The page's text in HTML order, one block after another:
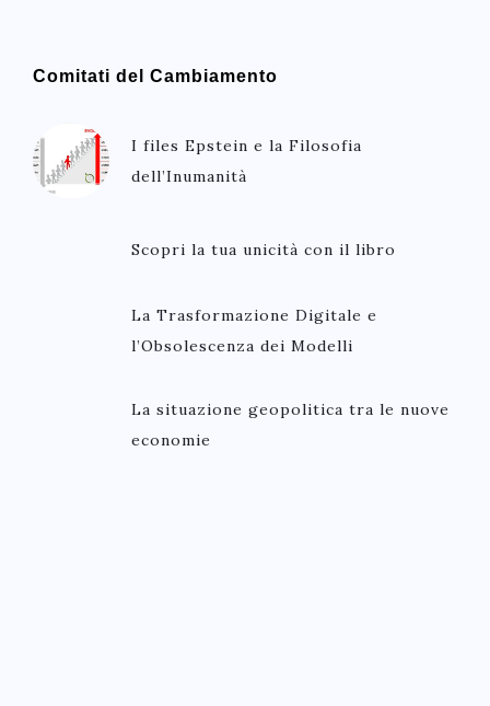
Comitati del Cambiamento
I files Epstein e la Filosofia
dell’Inumanità
Scopri la tua unicità con il libro
La Trasformazione Digitale e
l’Obsolescenza dei Modelli
La situazione geopolitica tra le nuove
economie